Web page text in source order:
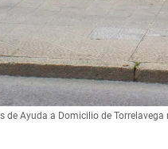
de Ayuda a Domicilio de